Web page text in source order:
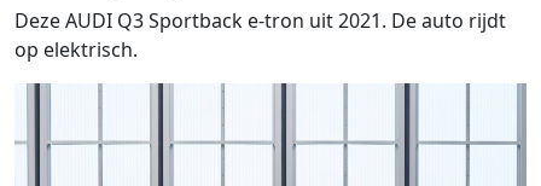
Deze AUDI Q3 Sportback e-tron uit 2021. De auto rijdt
op elektrisch.